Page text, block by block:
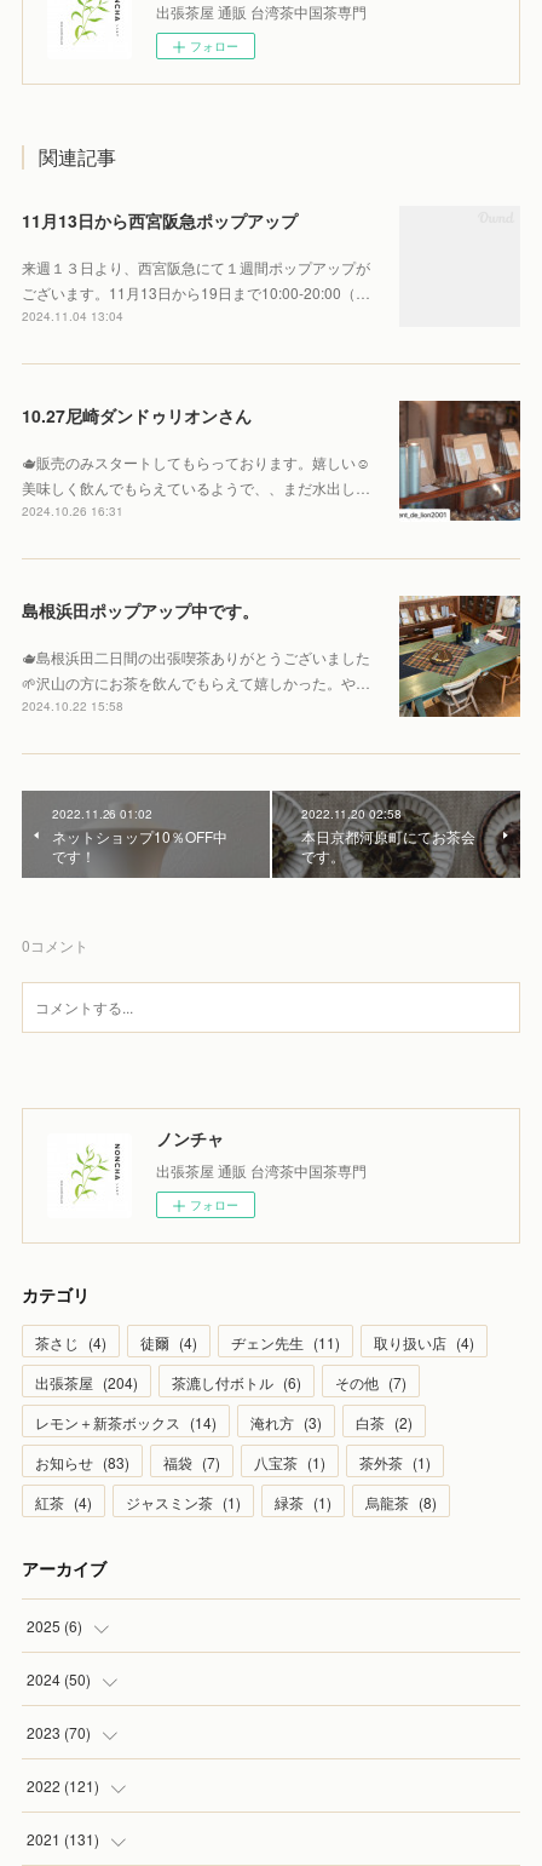
出張茶屋 通販 台湾茶中国茶専門
フォロー
関連記事
11月13日から西宮阪急ポップアップ
来週１３日より、西宮阪急にて１週間ポップアップが
ございます。11月13日から19日まで10:00-20:00（…
2024.11.04 13:04
10.27尼崎ダンドゥリオンさん
🫖販売のみスタートしてもらっております。嬉しい☺️
美味しく飲んでもらえているようで、、まだ水出し…
2024.10.26 16:31
島根浜田ポップアップ中です。
🫖島根浜田二日間の出張喫茶ありがとうございました
🌱沢山の方にお茶を飲んでもらえて嬉しかった。や…
2024.10.22 15:58
2022.11.26 01:02
ネットショップ10％OFF中
です！
2022.11.20 02:58
本日京都河原町にてお茶会
です。
0コメント
ノンチャ
出張茶屋 通販 台湾茶中国茶専門
フォロー
カテゴリ
茶さじ (4) 徒爾 (4) ヂェン先生 (11) 取り扱い店 (4)
出張茶屋 (204) 茶漉し付ボトル (6) その他 (7)
レモン＋新茶ボックス
(14) 淹れ方 (3) 白茶 (2)
お知らせ (83) 福袋 (7) 八宝茶 (1) 茶外茶 (1)
紅茶 (4) ジャスミン茶 (1) 緑茶 (1) 烏龍茶 (8)
アーカイブ
2025 (6)
(1
(2
(1)
(1)
2024 (50)
(5
(4)
(5)
2023 (70)
(4)
(2)
2022 (121)
(7)
2021 (131)